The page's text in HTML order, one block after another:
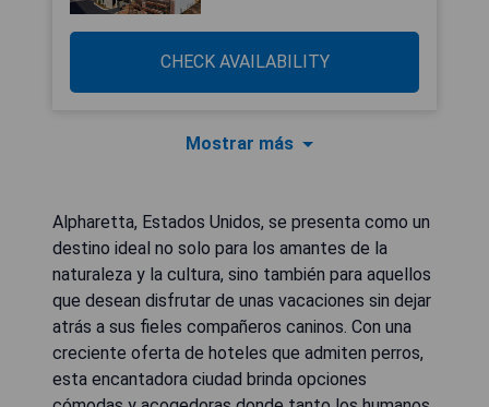
CHECK AVAILABILITY
Mostrar más
Alpharetta, Estados Unidos, se presenta como un
destino ideal no solo para los amantes de la
naturaleza y la cultura, sino también para aquellos
que desean disfrutar de unas vacaciones sin dejar
atrás a sus fieles compañeros caninos. Con una
creciente oferta de hoteles que admiten perros,
esta encantadora ciudad brinda opciones